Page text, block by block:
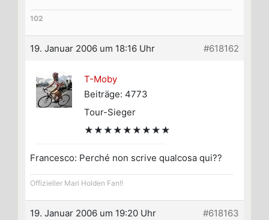
102
19. Januar 2006 um 18:16 Uhr #618162
T-Moby
Beiträge: 4773
Tour-Sieger
★★★★★★★★★
Francesco: Perché non scrive qualcosa qui??
Offizieller Mari Holden Fan!!
19. Januar 2006 um 19:20 Uhr #618163